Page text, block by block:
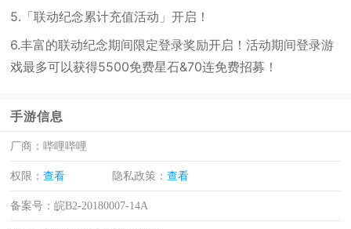
5.「联动纪念累计充值活动」开启！
6.丰富的联动纪念期间限定登录奖励开启！活动期间登录游
戏最多可以获得5500免费星石&70连免费招募！
手游信息
厂商：哔哩哔哩
权限：查看 隐私政策：查看
备案号：皖B2-20180007-14A